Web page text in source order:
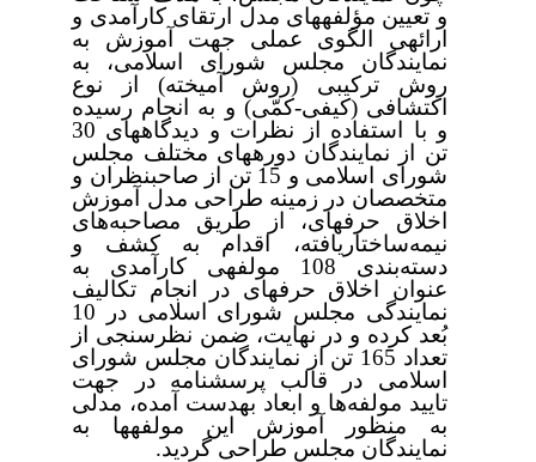
و تعیین مؤلفه‏های مدل ارتقای کارآمدی و
ارائه‏ی الگوی عملی جهت آموزش به
نمایندگان مجلس شورای اسلامی، به
روش ترکیبی (روش آمیخته) از نوع
اکتشافی (کیفی-کمّی) و به انجام رسیده
و با استفاده از نظرات و دیدگاه‏های 30
تن از نمایندگان دوره‏های مختلف مجلس
شورای اسلامی و 15 تن از صاحب‏نظران و
متخصصان در زمینه طراحی مدل آموزش
اخلاق حرفه‏ای، از طریق مصاحبه‌های
نیمه‌ساختاریافته، اقدام به کشف و
دسته‌بندی 108 مولفه‏ی کارآمدی به
عنوان اخلاق حرفه‏ای در انجام تکالیف
نمایندگی مجلس شورای اسلامی در 10
بُعد کرده و در نهایت، ضمن نظرسنجی از
تعداد 165 تن از نمایندگان مجلس شورای
اسلامی در قالب پرسشنامه در جهت
تایید مولفه‌ها و ابعاد به‏دست آمده، مدلی
به منظور آموزش این مولفه‏ها به
نمایندگان مجلس طراحی گردید.